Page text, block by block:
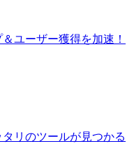
ユーザー獲得を加速！
リのツールが見つかる